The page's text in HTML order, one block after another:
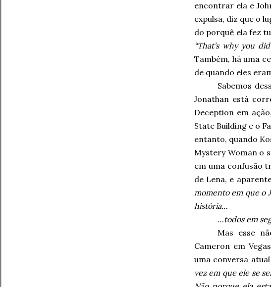
encontrar ela e
expulsa, diz que o
do porquê ela fez
“That’s why you
Também, há uma
de quando eles
Sabemos
Jonathan está
Deception em
State Building e o
entanto, quando
Mystery Woman o
em uma confusão
de Lena, e
momento em que o
história…
…todos em
Mas esse
Cameron em
uma conversa
vez em que ele se